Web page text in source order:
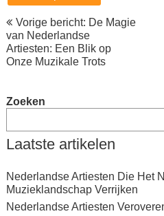
Berichtnavigatie
Vorige bericht: De Magie
van Nederlandse
Artiesten: Een Blik op
Onze Muzikale Trots
Zoeken
Laatste artikelen
Nederlandse Artiesten Die Het
Muzieklandschap Verrijken
Nederlandse Artiesten